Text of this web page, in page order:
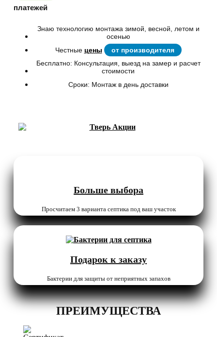
платежей
Знаю технологию монтажа зимой, весной, летом и
осенью
Честные цены
от производителя
Бесплатно: Консультация, выезд на замер и расчет
стоимости
Сроки: Монтаж в день доставки
Больше выбора
Просчитаем 3 варианта септика под ваш участок
Подарок к заказу
Бактерии для защиты от неприятных запахов
ПРЕИМУЩЕСТВА